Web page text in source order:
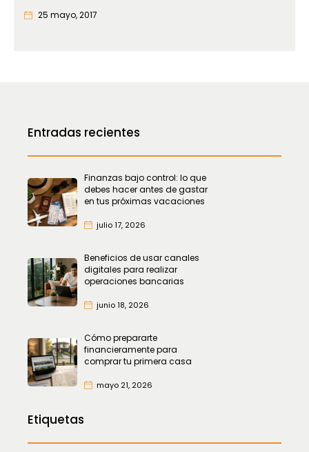
Entradas recientes
Finanzas bajo control: lo que
debes hacer antes de gastar
en tus próximas vacaciones
julio 17, 2026
Beneficios de usar canales
digitales para realizar
operaciones bancarias
junio 18, 2026
Cómo prepararte
financieramente para
comprar tu primera casa
mayo 21, 2026
Etiquetas
25 mayo, 2017